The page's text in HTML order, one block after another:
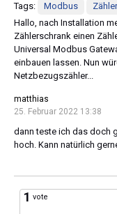
Tags: Modbus
Zähler
Hallo, nach Installation
Zählerschrank einen
Universal Modbus
einbauen lassen. Nun
Netzbezugszähler...
matthias
25. Februar 2022 13:38
dann teste ich das doch
hoch. Kann natürlich
1 vote